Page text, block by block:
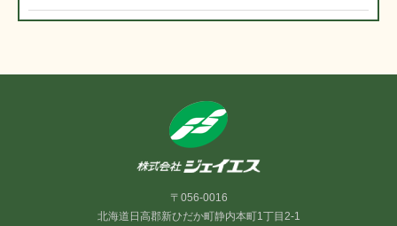
〒056-0016
北海道日高郡新ひだか町静内本町1丁目2-1